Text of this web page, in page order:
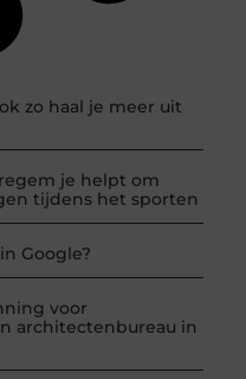
zo haal je meer uit
je helpt om
tijdens het sporten
Google?
voor
architectenbureau in